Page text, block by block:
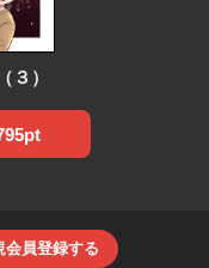
３）
会員登録する